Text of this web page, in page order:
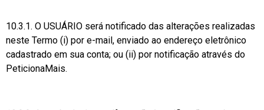
10.3.1. O USUÁRIO será notificado das alterações realizadas
neste Termo (i) por e-mail, enviado ao endereço eletrônico
cadastrado em sua conta; ou (ii) por notificação através do
PeticionaMais.